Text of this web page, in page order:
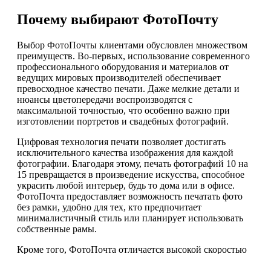
Почему выбирают ФотоПочту
Выбор ФотоПочты клиентами обусловлен множеством
преимуществ. Во-первых, использование современного
профессионального оборудования и материалов от
ведущих мировых производителей обеспечивает
превосходное качество печати. Даже мелкие детали и
нюансы цветопередачи воспроизводятся с
максимальной точностью, что особенно важно при
изготовлении портретов и свадебных фотографий.
Цифровая технология печати позволяет достигать
исключительного качества изображения для каждой
фотографии. Благодаря этому, печать фотографий 10 на
15 превращается в произведение искусства, способное
украсить любой интерьер, будь то дома или в офисе.
ФотоПочта предоставляет возможность печатать фото
без рамки, удобно для тех, кто предпочитает
минималистичный стиль или планирует использовать
собственные рамы.
Кроме того, ФотоПочта отличается высокой скоростью